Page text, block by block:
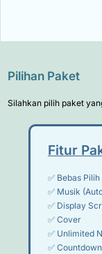
Pilihan Paket
Silahkan pilih paket
Fitur
✅ Bebas
✅ Musik
✅ Display
✅ Cover
✅ Unlimited
✅